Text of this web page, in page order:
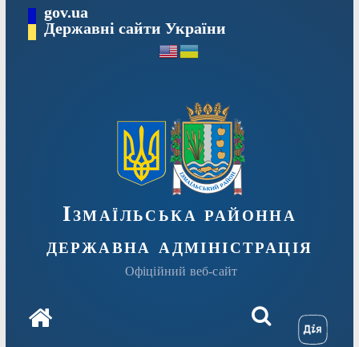
вмісту
gov.ua
Державні сайти України
Ізмаїльська районна
державна адміністрація
Офіційний веб-сайт